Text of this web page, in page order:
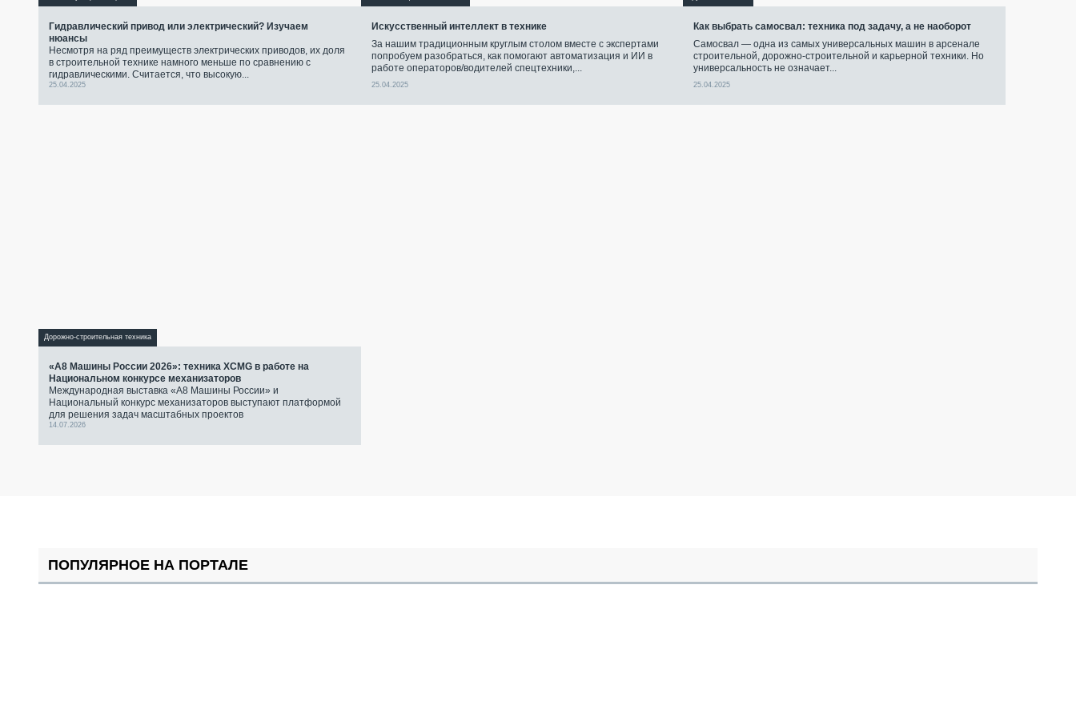
Гидравлический привод или электрический? Изучаем
нюансы
Несмотря на ряд преимуществ электрических приводов, их доля
в строительной технике намного меньше по сравнению с
гидравлическими. Считается, что высокую...
25.04.2025
Искусственный интеллект в технике
За нашим традиционным круглым столом вместе с экспертами
попробуем разобраться, как помогают автоматизация и ИИ в
работе операторов/водителей спецтехники,...
25.04.2025
Как выбрать самосвал: техника под задачу, а не наоборот
Самосвал — одна из самых универсальных машин в арсенале
строительной, дорожно-строительной и карьерной техники. Но
универсальность не означает...
25.04.2025
Дорожно-строительная техника
«А8 Машины России 2026»: техника XCMG в работе на
Национальном конкурсе механизаторов
Международная выставка «А8 Машины России» и
Национальный конкурс механизаторов выступают платформой
для решения задач масштабных проектов
14.07.2026
ПОПУЛЯРНОЕ НА ПОРТАЛЕ